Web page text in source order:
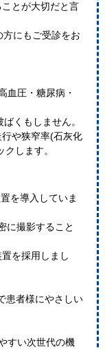
とが大切だと言
にもご受診をお
血圧・糖尿病・
くもしません。
や狭窄率(石灰化
クします。
を導入していま
に撮影すること
を採用しまし
患者様にやさしい
すい次世代の機